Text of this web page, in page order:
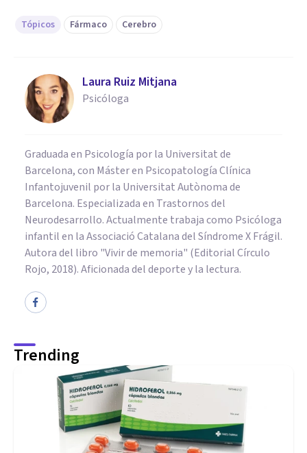
Tópicos Fármaco Cerebro
Laura Ruiz Mitjana
Psicóloga
Graduada en Psicología por la Universitat de
Barcelona, con Máster en Psicopatología Clínica
Infantojuvenil por la Universitat Autònoma de
Barcelona. Especializada en Trastornos del
Neurodesarrollo. Actualmente trabaja como Psicóloga
infantil en la Associació Catalana del Síndrome X Frágil.
Autora del libro "Vivir de memoria" (Editorial Círculo
Rojo, 2018). Aficionada del deporte y la lectura.
Trending